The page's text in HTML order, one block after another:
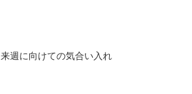
来週に向けての気合い入れ